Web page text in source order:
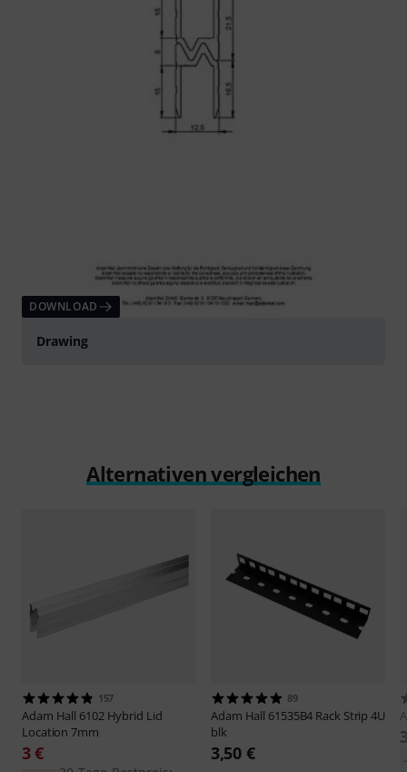
DOWNLOAD
Drawing
Alternativen vergleichen
157
Adam Hall 6102 Hybrid Lid
Location 7mm
3 €
89
Adam Hall 61535B4 Rack Strip 4U
blk
3,50 €